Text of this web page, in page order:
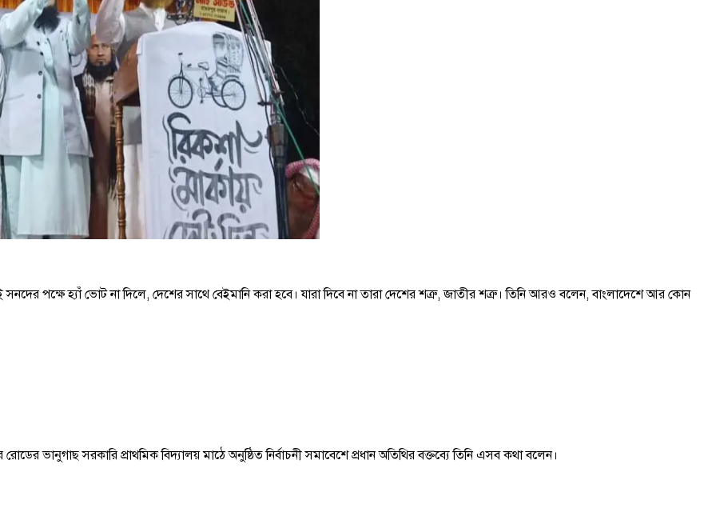
পক্ষে হ্যাঁ ভোট না দিলে, দেশের সাথে বেইমানি করা হবে। যারা দিবে না তারা দেশের শত্রু, জাতীর শত্রু। তিনি আরও বলেন, বাংলাদেশে আর কোন
ভানুগাছ সরকারি প্রাথমিক বিদ্যালয় মাঠে অনুষ্ঠিত নির্বাচনী সমাবেশে প্রধান অতিথির বক্তব্যে তিনি এসব কথা বলেন।